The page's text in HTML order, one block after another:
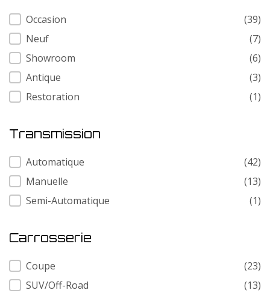
Condition
Occasion
(39)
Neuf
(7)
Showroom
(6)
Antique
(3)
Restoration
(1)
Transmission
Transmission
Automatique
(42)
Manuelle
(13)
Semi-Automatique
(1)
Carrosserie
Carrosserie
Coupe
(23)
SUV/Off-Road
(13)